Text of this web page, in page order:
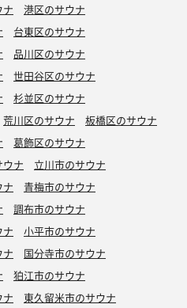
ナ
港区のサウナ
台東区のサウナ
品川区のサウナ
世田谷区のサウナ
杉並区のサウナ
荒川区のサウナ
板橋区のサウナ
葛飾区のサウナ
ウナ
立川市のサウナ
ナ
青梅市のサウナ
調布市のサウナ
ナ
小平市のサウナ
ナ
国分寺市のサウナ
狛江市のサウナ
ナ
東久留米市のサウナ